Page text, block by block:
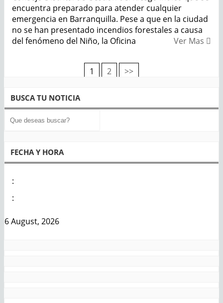
encuentra preparado para atender cualquier
emergencia en Barranquilla. Pese a que en la ciudad
no se han presentado incendios forestales a causa
del fenómeno del Niño, la Oficina
Ver Mas
de
entradas
1 2 >>
BUSCA TU NOTICIA
FECHA Y HORA
:
:
6 August, 2026